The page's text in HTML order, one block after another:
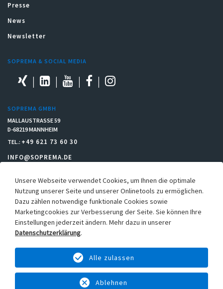
Presse
News
Newsletter
SOPREMA & SOCIAL MEDIA
SOPREMA GMBH
MALLAUSTRASSE 59
D-68219 MANNHEIM
TEL.: +49 621 73 60 30
INFO@SOPREMA.DE
Einkaufsbedingungen
Allgemeine Verkaufs- & Lieferbedingungen
Hinweisgebersystem
Datenschutz
Cookie-Einstellungen
Unsere Webseite verwendet Cookies, um Ihnen die optimale
Nutzung unserer Seite und unserer Onlinetools zu ermöglichen.
Dazu zählen notwendige funktionale Cookies sowie
Marketingcookies zur Verbesserung der Seite. Sie können Ihre
Einstellungen jederzeit ändern. Mehr dazu in unserer
Datenschutzerklärung.
Ablehnen
Alle zulassen